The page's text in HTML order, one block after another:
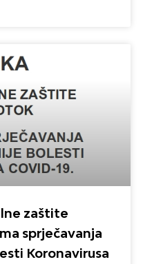
zaštite
sprječavanja
Koronavirusa